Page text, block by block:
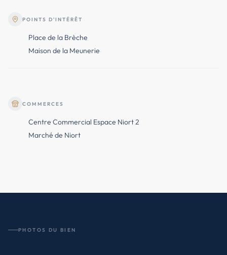
POINTS D'INTÉRÊT
Place de la Brèche
Maison de la Meunerie
COMMERCES
Centre Commercial Espace Niort 2
Marché de Niort
PHOTOS DU BIEN